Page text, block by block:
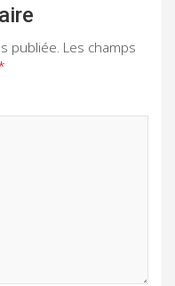
publiée. Les champs